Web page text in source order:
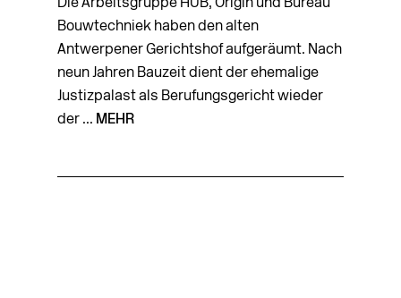
Die Arbeitsgruppe HUB, Origin und Bureau
Bouwtechniek haben den alten
Antwerpener Gerichtshof aufgeräumt. Nach
neun Jahren Bauzeit dient der ehemalige
Justizpalast als Berufungsgericht wieder
der ... MEHR